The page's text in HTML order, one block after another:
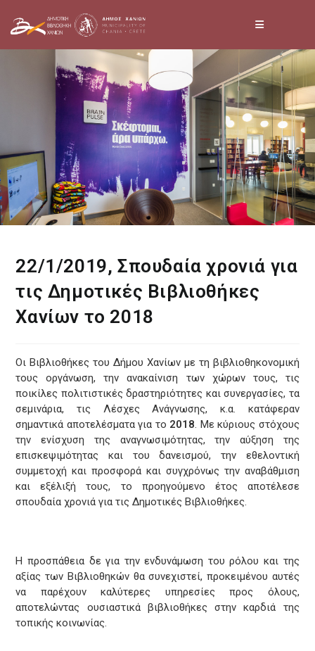
22/1/2019, Σπουδαία χρονιά για
τις Δημοτικές Βιβλιοθήκες
Χανίων το 2018
Οι Βιβλιοθήκες του Δήμου Χανίων με τη βιβλιοθηκονομική
τους οργάνωση, την ανακαίνιση των χώρων τους, τις
ποικίλες πολιτιστικές δραστηριότητες και συνεργασίες, τα
σεμινάρια, τις Λέσχες Ανάγνωσης, κ.α. κατάφεραν
σημαντικά αποτελέσματα για το 2018. Με κύριους στόχους
την ενίσχυση της αναγνωσιμότητας, την αύξηση της
επισκεψιμότητας και του δανεισμού, την εθελοντική
συμμετοχή και προσφορά και συγχρόνως την αναβάθμιση
και εξέλιξή τους, το προηγούμενο έτος αποτέλεσε
σπουδαία χρονιά για τις Δημοτικές Βιβλιοθήκες.
Η προσπάθεια δε για την ενδυνάμωση του ρόλου και της
αξίας των Βιβλιοθηκών θα συνεχιστεί, προκειμένου αυτές
να παρέχουν καλύτερες υπηρεσίες προς όλους,
αποτελώντας ουσιαστικά βιβλιοθήκες στην καρδιά της
τοπικής κοινωνίας.